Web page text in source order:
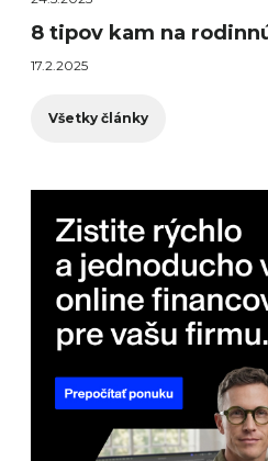
8 tipov kam na
17.2.2025
Všetky články